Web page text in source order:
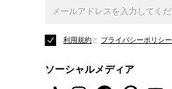
利用規約と プライバシーポリシー
ソーシャルメディア